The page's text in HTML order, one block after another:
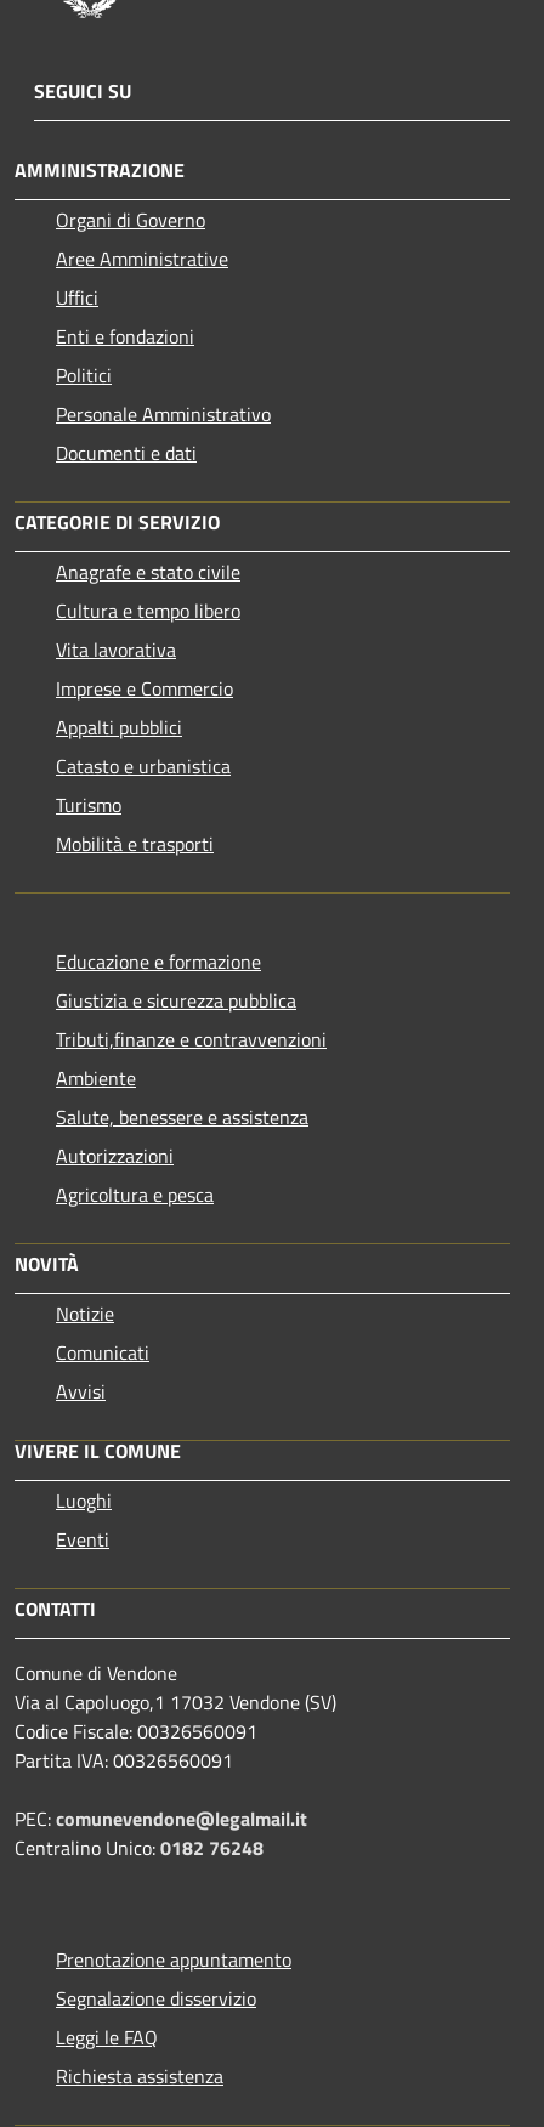
SEGUICI SU
AMMINISTRAZIONE
Organi di Governo
Aree Amministrative
Uffici
Enti e fondazioni
Politici
Personale Amministrativo
Documenti e dati
CATEGORIE DI SERVIZIO
Anagrafe e stato civile
Cultura e tempo libero
Vita lavorativa
Imprese e Commercio
Appalti pubblici
Catasto e urbanistica
Turismo
Mobilità e trasporti
Educazione e formazione
Giustizia e sicurezza pubblica
Tributi,finanze e contravvenzioni
Ambiente
Salute, benessere e assistenza
Autorizzazioni
Agricoltura e pesca
NOVITÀ
Notizie
Comunicati
Avvisi
VIVERE IL COMUNE
Luoghi
Eventi
CONTATTI
Comune di Vendone
Via al Capoluogo,1 17032 Vendone (SV)
Codice Fiscale: 00326560091
Partita IVA: 00326560091
PEC:comunevendone@legalmail.it
Centralino Unico:0182 76248
Prenotazione appuntamento
Segnalazione disservizio
Leggi le FAQ
Richiesta assistenza